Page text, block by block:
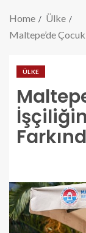
Home
Ülke
Maltepe’de Çocuk
ÜLKE